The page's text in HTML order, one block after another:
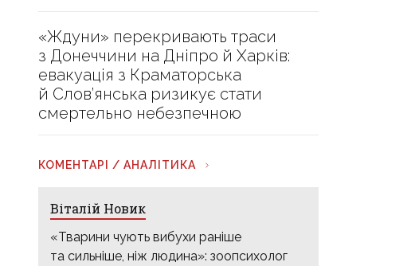
«Ждуни» перекривають траси
з Донеччини на Дніпро й Харків:
евакуація з Краматорська
й Слов’янська ризикує стати
смертельно небезпечною
КОМЕНТАРІ / АНАЛІТИКА
Віталій Новик
«Тварини чують вибухи раніше
та сильніше, ніж людина»: зоопсихолог